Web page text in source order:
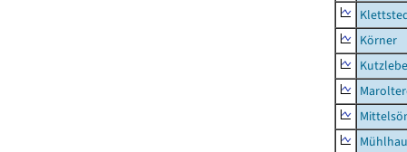
Körner